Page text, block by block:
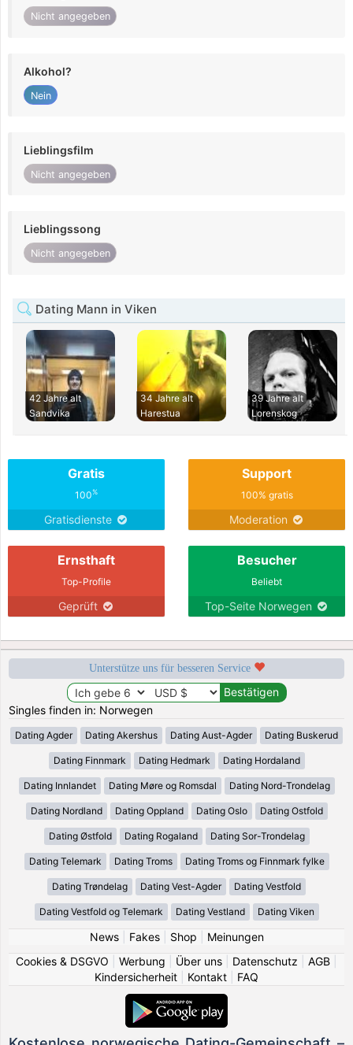
Nicht angegeben
Alkohol?
Nein
Lieblingsfilm
Nicht angegeben
Lieblingssong
Nicht angegeben
Dating Mann in Viken
42 Jahre alt
Sandvika
34 Jahre alt
Harestua
39 Jahre alt
Lorenskog
Gratis
100%
Gratisdienste
Support
100% gratis
Moderation
Ernsthaft
Top-Profile
Geprüft
Besucher
Beliebt
Top-Seite Norwegen
Unterstütze uns für besseren Service
Singles finden in: Norwegen
Dating Agder Dating Akershus Dating Aust-Agder Dating Buskerud
Dating Finnmark Dating Hedmark Dating Hordaland
Dating Innlandet Dating Møre og Romsdal Dating Nord-Trondelag
Dating Nordland Dating Oppland Dating Oslo Dating Ostfold
Dating Østfold Dating Rogaland Dating Sor-Trondelag
Dating Telemark Dating Troms Dating Troms og Finnmark fylke
Dating Trøndelag Dating Vest-Agder Dating Vestfold
Dating Vestfold og Telemark Dating Vestland Dating Viken
News| Fakes| Shop
Meinungen
Cookies & DSGVO
Werbung Über uns Datenschutz AGB
Kindersicherheit
Kontakt FAQ